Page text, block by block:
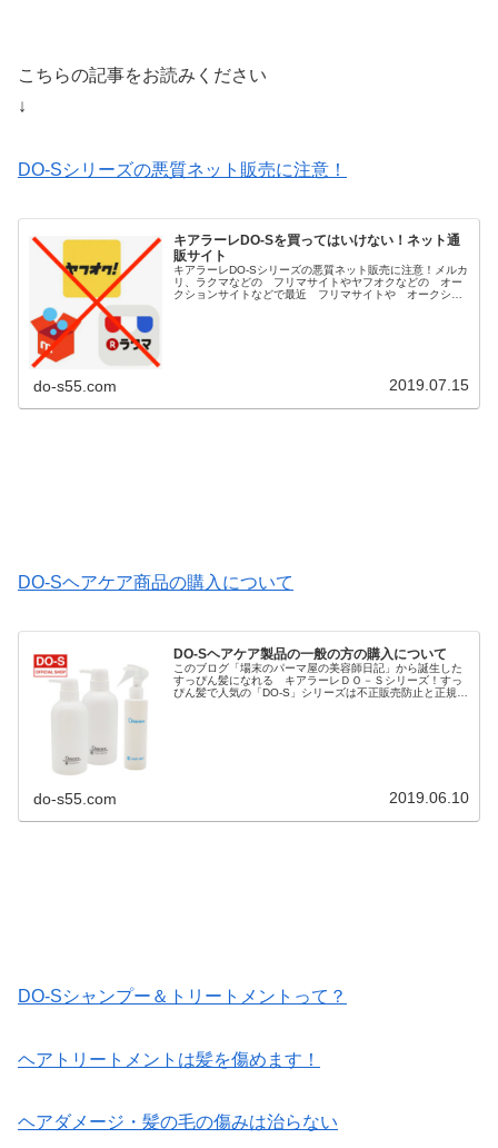
こちらの記事をお読みください
↓
DO-Sシリーズの悪質ネット販売に注意！
キアラーレDO-Sを買ってはいけない！ネット通
販サイト
キアラーレDO-Sシリーズの悪質ネット販売に注意！メルカ
リ、ラクマなどの フリマサイトやヤフオクなどの オー
クションサイトなどで最近 フリマサイトや オークショ
do-s55.com 2019.07.15
DO-Sヘアケア商品の購入について
DO-Sヘアケア製品の一般の方の購入について
このブログ「場末のパーマ屋の美容師日記」から誕生した
すっぴん髪になれる キアラーレＤＯ－Ｓシリーズ！すっ
ぴん髪で人気の「DO-S」シリーズは不正販売防止と正規品
do-s55.com 2019.06.10
DO-Sシャンプー＆トリートメントって？
ヘアトリートメントは髪を傷めます！
ヘアダメージ・髪の毛の傷みは治らない